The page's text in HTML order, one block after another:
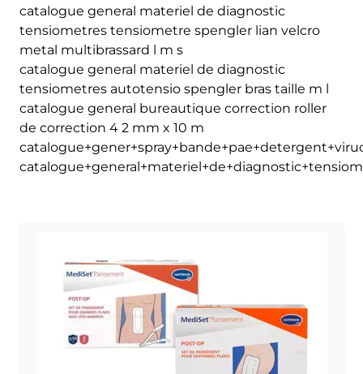
catalogue general materiel de diagnostic
tensiometres tensiometre spengler lian velcro
metal multibrassard l m s
catalogue general materiel de diagnostic
tensiometres autotensio spengler bras taille m l
catalogue general bureautique correction roller
de correction 4 2 mm x 10 m